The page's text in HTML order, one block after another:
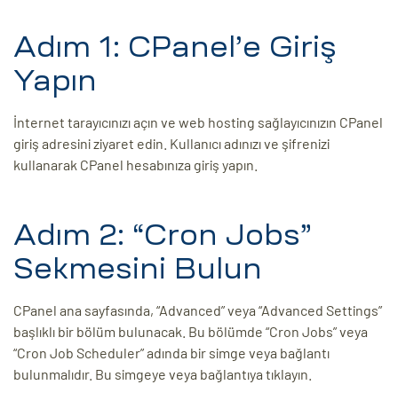
Adım 1: CPanel’e Giriş
Yapın
İnternet tarayıcınızı açın ve web hosting sağlayıcınızın CPanel
giriş adresini ziyaret edin. Kullanıcı adınızı ve şifrenizi
kullanarak CPanel hesabınıza giriş yapın.
Adım 2: “Cron Jobs”
Sekmesini Bulun
CPanel ana sayfasında, “Advanced” veya “Advanced Settings”
başlıklı bir bölüm bulunacak. Bu bölümde “Cron Jobs” veya
“Cron Job Scheduler” adında bir simge veya bağlantı
bulunmalıdır. Bu simgeye veya bağlantıya tıklayın.